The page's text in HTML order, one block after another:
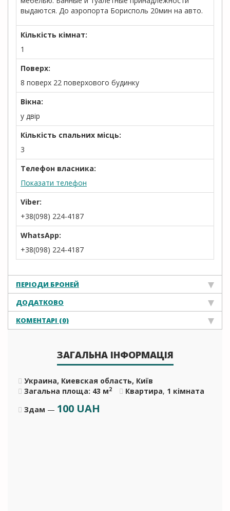
выдаются. До аэропорта Борисполь 20мин на авто.
Кількість кімнат:
1
Поверх:
8 поверх 22 поверхового будинку
Вікна:
у двір
Кількість спальних місць:
3
Телефон власника:
Показати телефон
Viber:
+38(098) 224-4187
WhatsApp:
+38(098) 224-4187
ПЕРІОДИ БРОНЕЙ
ДОДАТКОВО
КОМЕНТАРІ (0)
ЗАГАЛЬНА ІНФОРМАЦІЯ
Украина, Киевская область, Київ
Загальна площа: 43 м2 Квартира, 1 кімната
Здам — 100 UAH